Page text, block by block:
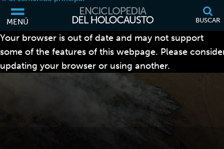
MENÚ BUSCAR
Your browser is out of date and may not support
some of the features of this webpage. Please
updating your browser or using another.